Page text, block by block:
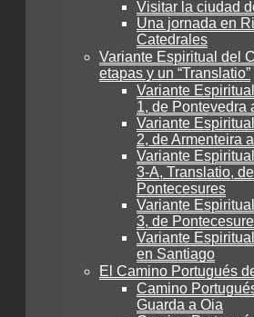
Visitar la ciudad
Una jornada en
Catedrales
Variante Espiritual del
etapas y un “Translatio”
Variante
1, de Pontevedra
Variante
2, de Armenteira
Variante
3-A, Translatio,
Pontecesures
Variante
3, de
Variante
en Santiago
El Camino Portugués
Camino
Guarda a Oia